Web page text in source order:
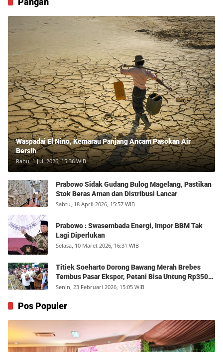
Waspadai El Nino, Kemarau Panjang Ancam Pasokan Air
Bersih
Rabu, 1 Juli 2026, 15:36 WIB
Prabowo Sidak Gudang Bulog Magelang, Pastikan
Stok Beras Aman dan Distribusi Lancar
Sabtu, 18 April 2026, 15:57 WIB
Prabowo : Swasembada Energi, Impor BBM Tak
Lagi Diperlukan
Selasa, 10 Maret 2026, 16:31 WIB
Titiek Soeharto Dorong Bawang Merah Brebes
Tembus Pasar Ekspor, Petani Bisa Untung Rp350
Juta per Hektare
Senin, 23 Februari 2026, 15:05 WIB
Pos Populer